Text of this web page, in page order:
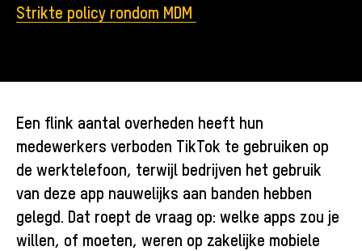
Strikte policy rondom MDM
Een flink aantal overheden heeft hun
medewerkers verboden TikTok te gebruiken op
de werktelefoon, terwijl bedrijven het gebruik
van deze app nauwelijks aan banden hebben
gelegd. Dat roept de vraag op: welke apps zou je
willen, of moeten, weren op zakelijke mobiele